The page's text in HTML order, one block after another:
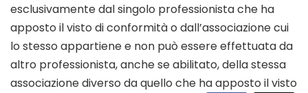
esclusivamente dal singolo professionista che ha
apposto il visto di conformità o dall’associazione cui
lo stesso appartiene e non può essere effettuata da
altro professionista, anche se abilitato, della stessa
associazione diverso da quello che ha apposto il visto